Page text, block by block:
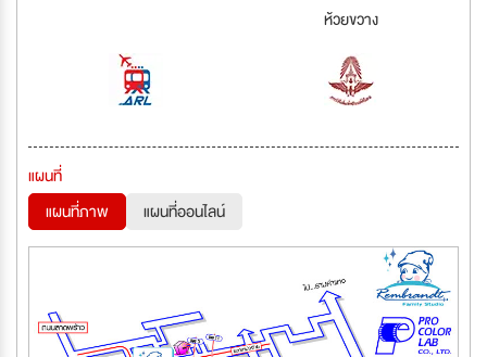
ห้วยขวาง
แผนที่
แผนที่ภาพ
แผนที่ออนไลน์